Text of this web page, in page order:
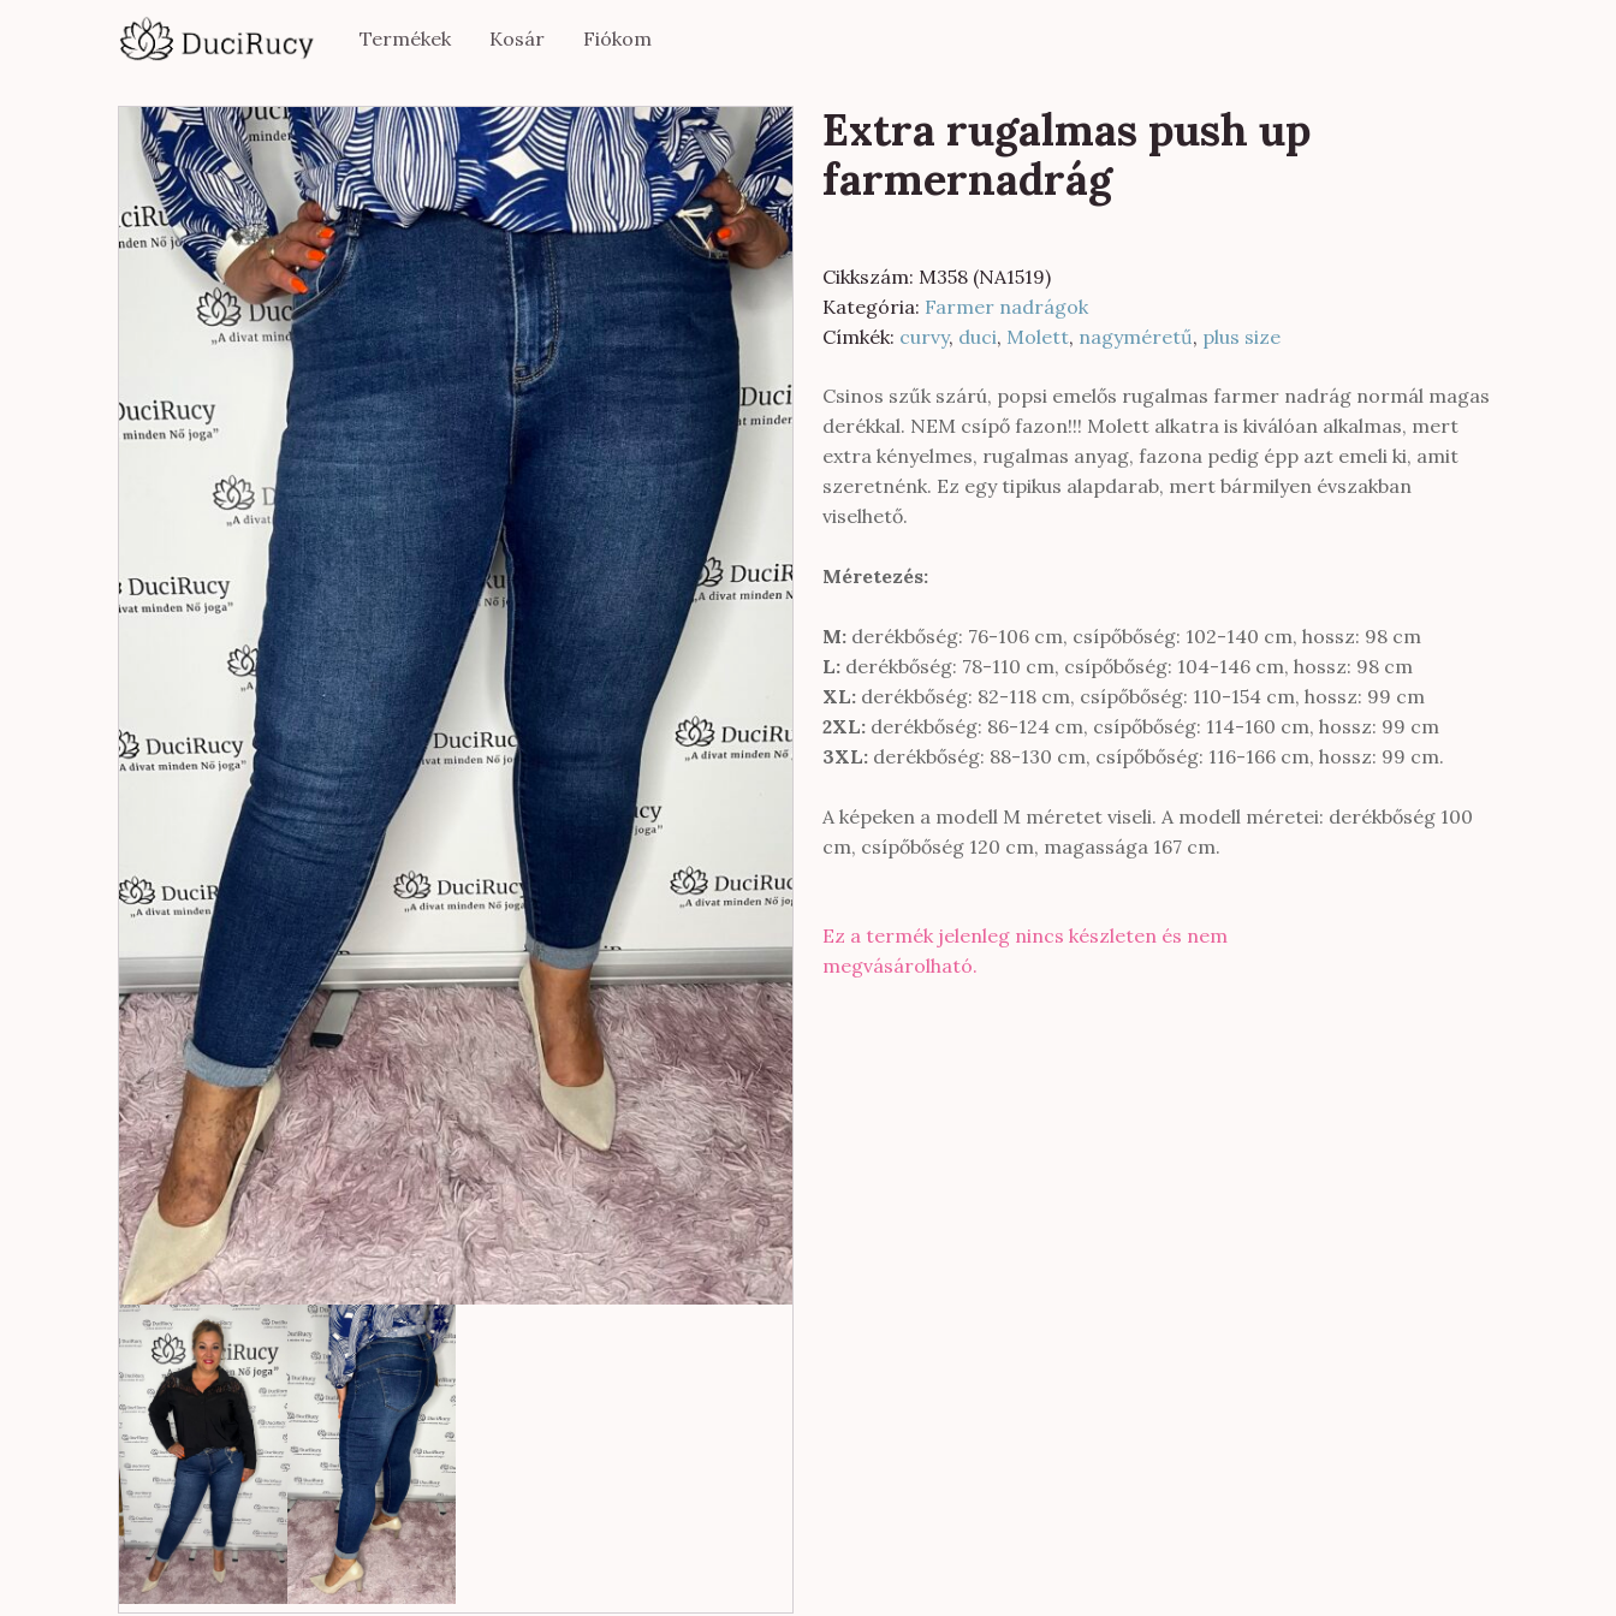
Termékek Kosár Fiókom
Extra rugalmas push up
farmernadrág
Cikkszám: M358 (NA1519)
Kategória: Farmer nadrágok
Címkék: curvy, duci, Molett, nagyméretű, plus size
Csinos szűk szárú, popsi emelős rugalmas farmer nadrág normál magas
derékkal. NEM csípő fazon!!! Molett alkatra is kiválóan alkalmas, mert
extra kényelmes, rugalmas anyag, fazona pedig épp azt emeli ki, amit
szeretnénk. Ez egy tipikus alapdarab, mert bármilyen évszakban
viselhető.
Méretezés:
M: derékbőség: 76-106 cm, csípőbőség: 102-140 cm, hossz: 98 cm
L: derékbőség: 78-110 cm, csípőbőség: 104-146 cm, hossz: 98 cm
XL: derékbőség: 82-118 cm, csípőbőség: 110-154 cm, hossz: 99 cm
2XL: derékbőség: 86-124 cm, csípőbőség: 114-160 cm, hossz: 99 cm
3XL: derékbőség: 88-130 cm, csípőbőség: 116-166 cm, hossz: 99 cm.
A képeken a modell M méretet viseli. A modell méretei: derékbőség 100
cm, csípőbőség 120 cm, magassága 167 cm.
Ez a termék jelenleg nincs készleten és nem
megvásárolható.